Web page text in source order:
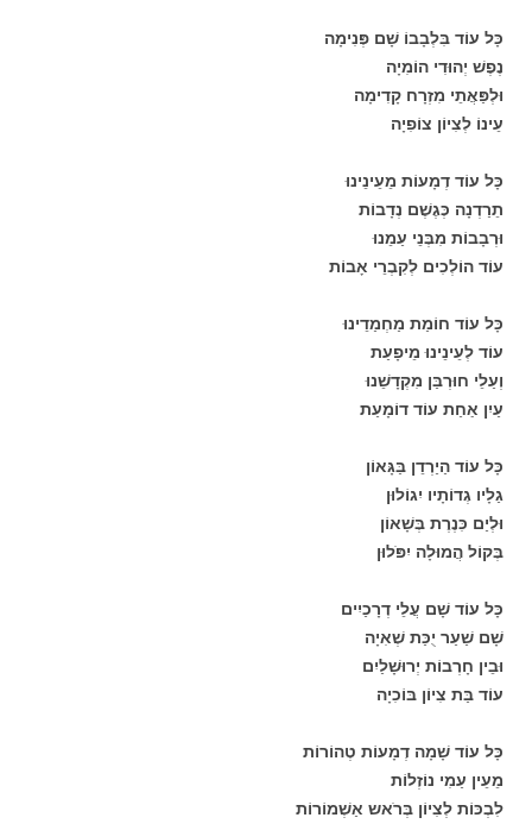
כָּל עוֹד בִּלְבָבוֹ שָׁם פְּנִימָה
נֶפֶשׁ יְהוּדִי הוֹמִיָה
וּלְפַּאֲתֵי מִזְרָח קָדִימָה
עֵינוֹ לְצִיוֹן צוֹפִיָה
כָּל עוֹד דְמָעוֹת מֵעֵינֵינוּ
תֵרַדְנָה כְּגֶשֶׁם נְדָבוֹת
וּרְבָבוֹת מִבְּנֵי עַמֵנוּ
עוֹד הוֹלְכִים לְקִבְרֵי אָבוֹת
כָּל עוֹד חוֹמַת מַחְמַדֵינוּ
עוֹד לְעֵינֵינוּ מֵיפָעַת
וְעַלֵי חוּרְבַּן מִקְדָשֵׁנוּ
עַיִן אַחַת עוֹד דוֹמָעַת
כָּל עוֹד הַיַרְדֵן בַּגָּאוֹן
גַלָיו גְדוֹתָיו יִגוֹלוּן
וּלְיַם כִּנֶרֶת בְּשָׁאוֹן
בְּקוֹל הֲמוּלָה יִפֹּלוּן
כָּל עוֹד שָׁם עֲלֵי דְרָכַיִים
שָׁם שַׁעַר יֻכַּת שְׁאִיָה
וּבֵין חָרְבוֹת יְרוּשָׁלַיִם
עוֹד בַּת צִיוֹן בּוֹכִיָה
כָּל עוֹד שָׁמָה דְמָעוֹת טְהוֹרוֹת
מֵעֵין עַמִי נוֹזְלוֹת
לִבְכּוֹת לְצִיוֹן בְּרֹאש אַשְׁמוֹרוֹת